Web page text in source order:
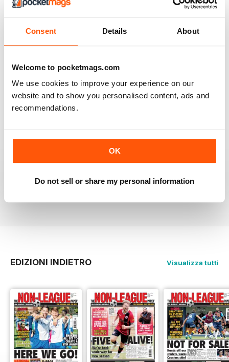
Consent Details About
Welcome to pocketmags.com
We use cookies to improve your experience on our
website and to show you personalised content, ads and
recommendations.
OK
Do not sell or share my personal information
Best Mag for Non League Players making the
Recensito 25 febbraio 2021
THE NON-LEAGUE FOOTBALL PAPER
now buy On Line
EDIZIONI INDIETRO Visualizza tutti